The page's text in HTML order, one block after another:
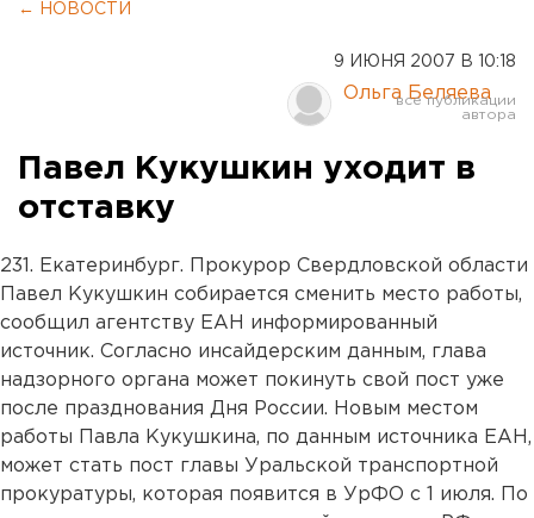
← НОВОСТИ
9 ИЮНЯ 2007 В 10:18
Ольга Беляева
Павел Кукушкин уходит в
отставку
231. Екатеринбург. Прокурор Свердловской области
Павел Кукушкин собирается сменить место работы,
сообщил агентству ЕАН информированный
источник. Согласно инсайдерским данным, глава
надзорного органа может покинуть свой пост уже
после празднования Дня России. Новым местом
работы Павла Кукушкина, по данным источника ЕАН,
может стать пост главы Уральской транспортной
прокуратуры, которая появится в УрФО с 1 июля. По